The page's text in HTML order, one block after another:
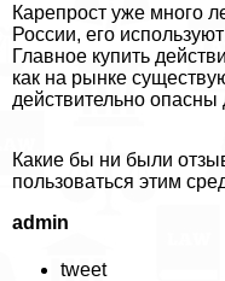
Карепрост уже много
России, его
Главное купить
как на рынке
действительно опасны
Какие бы ни были
пользоваться этим
admin
tweet